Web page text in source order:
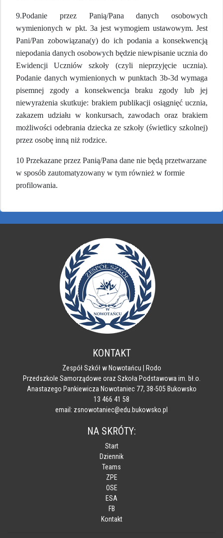
9.Podanie przez Panią/Pana danych osobowych
wymienionych w pkt. 3a jest wymogiem ustawowym. Jest
Pani/Pan zobowiązana(y) do ich podania a konsekwencją
niepodania danych osobowych będzie niewpisanie ucznia do
Ewidencji Uczniów szkoły (czyli nieprzyjęcie ucznia).
Podanie danych wymienionych w punktach 3b-3d wymaga
pisemnej zgody a konsekwencja braku zgody lub jej
niewyrażenia skutkuje: brakiem publikacji osiągnięć ucznia,
zakazem udziału w konkursach, zawodach oraz brakiem
możliwości odebrania dziecka ze szkoły (świetlicy szkolnej)
przez osobę inną niż rodzice.
10 Przekazane przez Panią/Pana dane nie będą przetwarzane
w sposób zautomatyzowany w tym również w formie
profilowania.
KONTAKT
Zespół Szkół w Nowotańcu | Rodo
Przedszkole Samorządowe oraz Szkoła Podstawowa im. bł.o.
Anastazego Pankiewicza Nowotaniec 77, 38-505 Bukowsko
13 466 41 58
email: zsnowotaniec@edu.bukowsko.pl
NA SKRÓTY:
Start
Dziennik
Teams
ZPE
OSE
ESA
FB
Kontakt